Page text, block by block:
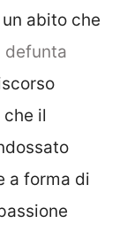
abito che
defunta
che il
a forma di